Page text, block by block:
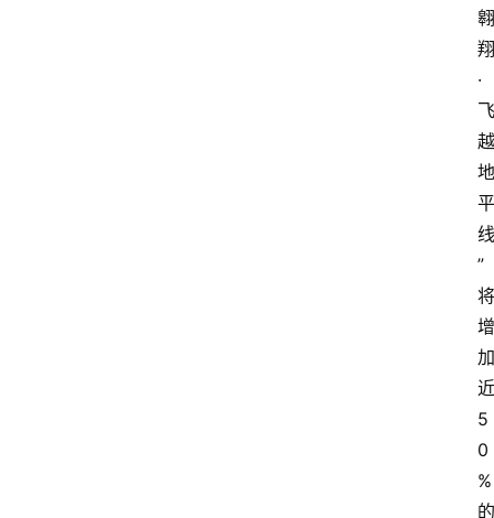
翱
翔
·
飞
越
地
平
线
”
将
增
加
近
5
0
%
的